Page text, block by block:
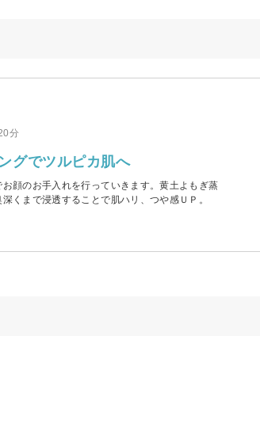
分
グでツルピカ肌へ
顔のお手入れを行っていきます。黄土よもぎ蒸
くまで浸透することで肌ハリ、つや感ＵＰ。